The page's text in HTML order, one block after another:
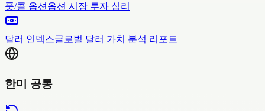
풋/콜 옵션 옵션 시장 투자 심리
달러 인덱스글로벌 달러 가치 분석 리포트
한미 공통